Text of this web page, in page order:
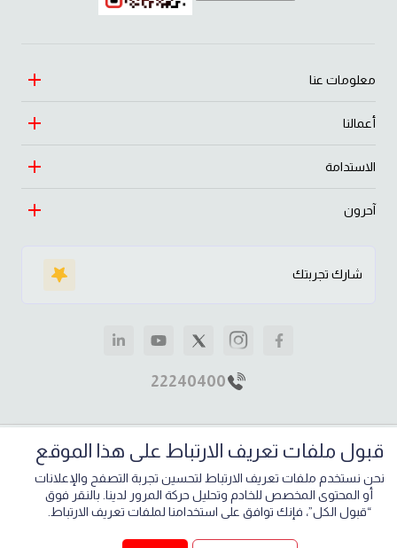
معلومات عنا
التراث
الريادة
قصص مؤثرة
أعمالنا
السيارات
الاستثمار
الاستدامة
النهج
اقتصاد
آحرون
شارك تجربتك
22240400
حقوق الطبع والنشر 2026, مجموعة الساير
خريطة الموقع الشروط والأحكام سياسة الخصوصية
قبول ملفات تعريف الارتباط على هذا الموقع
نحن نستخدم ملفات تعريف الارتباط لتحسين تجربة التصفح والإعلانات
أو المحتوى المخصص للخادم وتحليل حركة المرور لدينا. بالنقر فوق
“قبول الكل”، فإنك توافق على استخدامنا لملفات تعريف الارتباط.